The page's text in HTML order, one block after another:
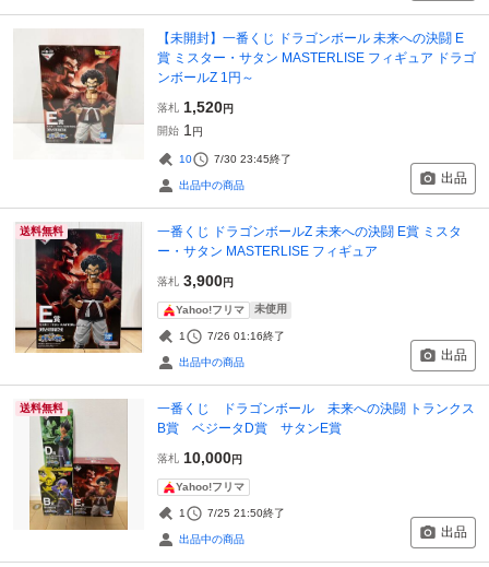
【未開封】一番くじ ドラゴンボール 未来への決闘 E
賞 ミスター・サタン MASTERLISE フィギュア ドラゴ
ンボールZ 1円～
落札 1,520円
開始 1 円
10 7/30 23:45終了
出品中の商品 出品
送料無料
一番くじ ドラゴンボールZ 未来への決闘 E賞 ミスタ
ー・サタン MASTERLISE フィギュア
落札 3,900円
Yahoo!フリマ 未使用
1 7/26 01:16終了
出品中の商品 出品
送料無料
一番くじ ドラゴンボール 未来への決闘 トランクス
B賞 ベジータD賞 サタンE賞
落札 10,000円
Yahoo!フリマ
1 7/25 21:50終了
出品中の商品 出品